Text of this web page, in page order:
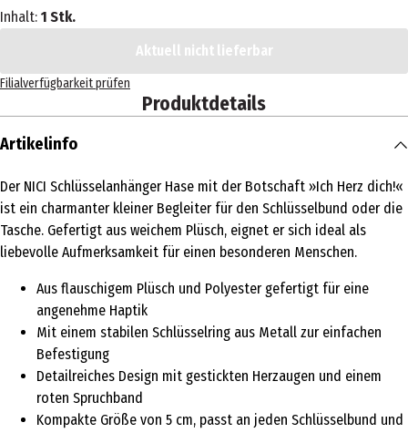
Inhalt: 1 Stk.
Aktuell nicht lieferbar
Filialverfügbarkeit prüfen
Produktdetails
Artikelinfo
Der NICI Schlüsselanhänger Hase mit der Botschaft »Ich Herz dich!«
ist ein charmanter kleiner Begleiter für den Schlüsselbund oder die
Tasche. Gefertigt aus weichem Plüsch, eignet er sich ideal als
liebevolle Aufmerksamkeit für einen besonderen Menschen.
Aus flauschigem Plüsch und Polyester gefertigt für eine
angenehme Haptik
Mit einem stabilen Schlüsselring aus Metall zur einfachen
Befestigung
Detailreiches Design mit gestickten Herzaugen und einem
roten Spruchband
Kompakte Größe von 5 cm, passt an jeden Schlüsselbund und